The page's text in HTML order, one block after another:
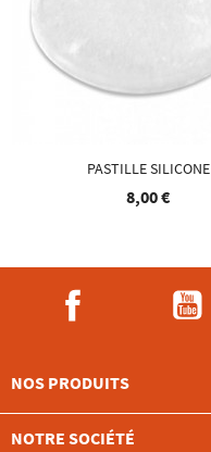
PASTILLE SILICONE
8,00 €
NOS PRODUITS
NOTRE SOCIÉTÉ